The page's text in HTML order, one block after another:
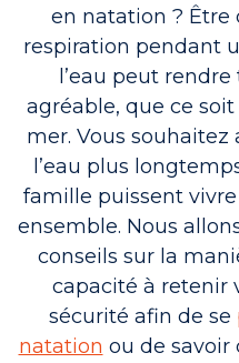
en natation ? Être
respiration pendant
l’eau peut
agréable, que ce
mer. Vous souhaitez
l’eau plus
famille puissent
ensemble. Nous
conseils sur la
capacité à retenir
sécurité afin de se
natation ou de savoir